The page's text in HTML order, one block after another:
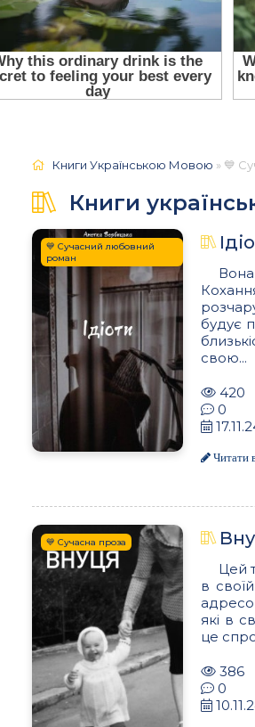
Книги Українською Мовою » 💙
Книги
💙 Сучасний любовний
роман
Вона
будує
свою...
420
0
Читати
💙 Сучасна проза
Цей
в
які в
це
386
0